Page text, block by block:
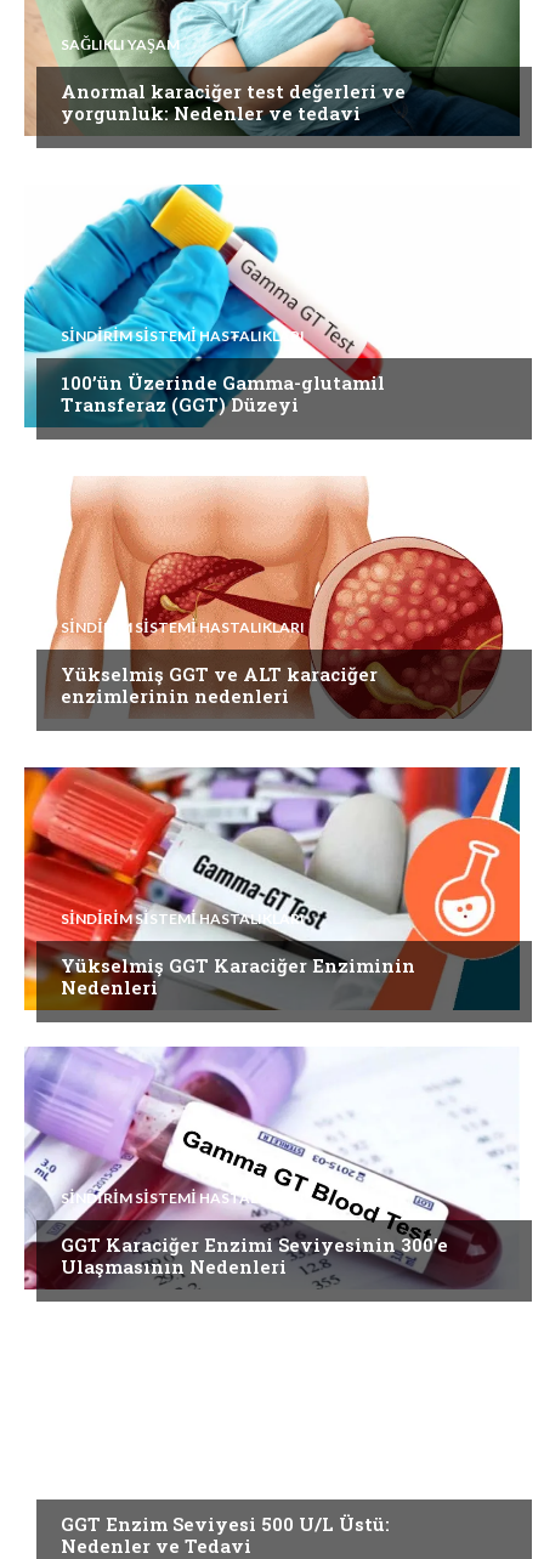
SAĞLIKLI YAŞAM
Anormal karaciğer test değerleri ve
yorgunluk: Nedenler ve tedavi
SINDIRIM SISTEMI HASTALIKLARI
100’ün Üzerinde Gamma-glutamil
Transferaz (GGT) Düzeyi
SINDIRIM SISTEMI HASTALIKLARI
Yükselmiş GGT ve ALT karaciğer
enzimlerinin nedenleri
SINDIRIM SISTEMI HASTALIKLARI
Yükselmiş GGT Karaciğer Enziminin
Nedenleri
SINDIRIM SISTEMI HASTALIKLARI
GGT Karaciğer Enzimi Seviyesinin 300’e
Ulaşmasının Nedenleri
GGT Enzim Seviyesi 500 U/L Üstü:
Nedenler ve Tedavi